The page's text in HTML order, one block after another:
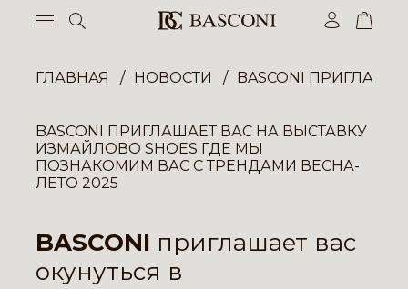
ГЛАВНАЯ НОВОСТИ BASCONI
BASCONI ПРИГЛАШАЕТ ВАС НА ВЫСТАВКУ
ИЗМАЙЛОВО SHOES ГДЕ МЫ
ПОЗНАКОМИМ ВАС С ТРЕНДАМИ ВЕСНА-
ЛЕТО 2025
BASCONI приглашает вас
окунуться в